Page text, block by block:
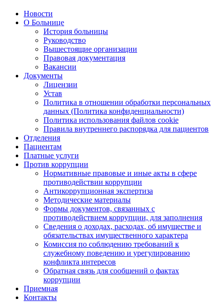
Новости
О Больнице
История больницы
Руководство
Вышестоящие организации
Правовая документация
Вакансии
Документы
Лицензии
Устав
Политика в отношении обработки персональных
данных (Политика конфиденциальности)
Политика использования файлов cookie
Правила внутреннего распорядка для пациентов
Отделения
Пациентам
Платные услуги
Против коррупции
Нормативные правовые и иные акты в сфере
противодействии коррупции
Антикоррупционная экспертиза
Методические материалы
Формы документов, связанных с
противодействием коррупции, для заполнения
Сведения о доходах, расходах, об имуществе и
обязательствах имущественного характера
Комиссия по соблюдению требований к
служебному поведению и урегулированию
конфликта интересов
Обратная связь для сообщений о фактах
коррупции
Приемная
Контакты